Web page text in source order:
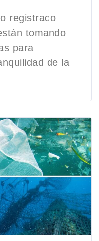
registrado
tomando
para
de la